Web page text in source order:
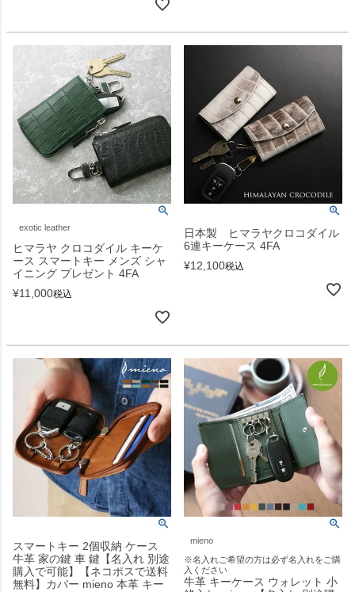
exotic leather
ヒマラヤ クロコダイル キーケ
ース スマートキー メンズ シャ
イニング プレゼント 4FA
¥11,000税込
日本製 ヒマラヤクロコダイル
6連キーケース 4FA
¥12,100税込
スマートキー 2個収納 ケース
牛革 家の鍵 車 鍵【名入れ 別途
購入で可能】【ネコポスで送料
無料】カバー mieno 本革 キー
mieno
※名入れご希望の方は必ず名入れをご購
入ください
牛革 キーケース ウォレット 小